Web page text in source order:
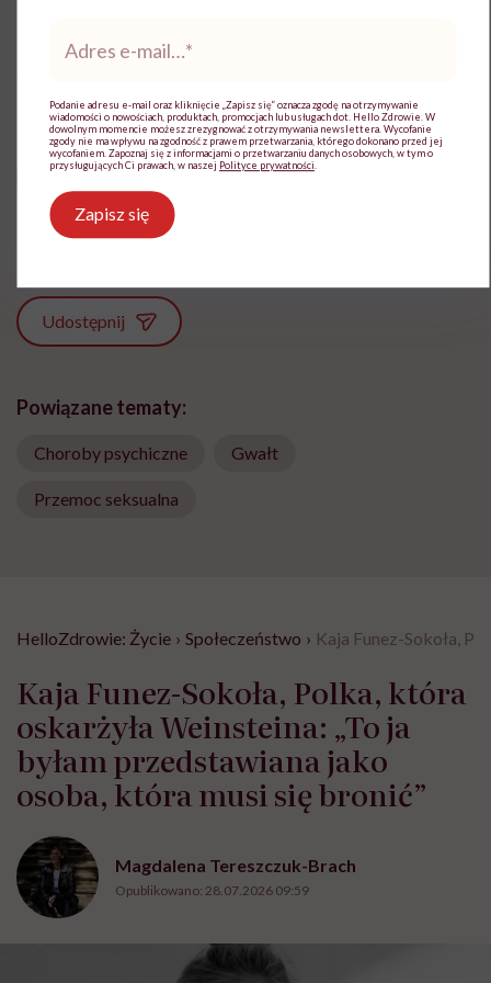
Magdalena Bury-Motyl
Z wykształcenia - dziennikarka, pedagożka
i ekspertka ds. żywienia
Zobacz profil
Udostępnij
Powiązane tematy:
Choroby psychiczne Gwałt
Przemoc seksualna
HelloZdrowie: Życie › Społeczeństwo › Kaja Funez-Sokoła,
Kaja Funez-Sokoła, Polka, która
oskarżyła Weinsteina: „To ja
byłam przedstawiana jako
osoba, która musi się bronić”
Magdalena Tereszczuk-Brach
Opublikowano: 28.07.2026 09:59
mail*
Podanie adresu e-mail oraz kliknięcie „Zapisz się” oznacza zgodę na otrzymywanie
wiadomości o nowościach, produktach, promocjach lub usługach dot. Hello Zdrowie. W
dowolnym momencie możesz zrezygnować z otrzymywania newslettera. Wycofanie
zgody nie ma wpływu na zgodność z prawem przetwarzania, którego dokonano przed jej
wycofaniem. Zapoznaj się z informacjami o przetwarzaniu danych osobowych, w tym o
przysługujących Ci prawach, w naszej Polityce prywatności
Zapisz się